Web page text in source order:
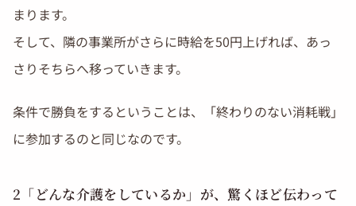
まります。
そして、隣の事業所がさらに時給を50円上げれば、あっ
さりそちらへ移っていきます。
条件で勝負をするということは、「終わりのない消耗戦」
に参加するのと同じなのです。
2「どんな介護をしているか」が、驚くほど伝わって